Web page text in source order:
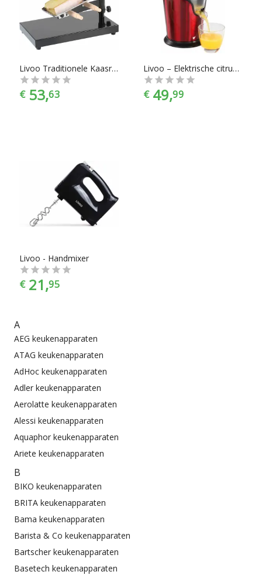
fluitketels en elektrische waterkokers. En dat alles onder het
mom: “Gemak dient de chef”. Keukenapparaten zijn er te
vinden in alle prijscategorieën, of je nou 20 euro uit wil geven
of 520 euro, voor ieder is er wel wat wils. En met ook nog
jouw keukeninrichting past.Livoo Traditionele Kaasraclette DOC159
€ 53,63
Livoo – Elektrische citrusjuicer - rvs - rood
€ 49,99
Livoo - Handmixer
€ 21,95
A
AEG keukenapparaten
ATAG keukenapparaten
AdHoc keukenapparaten
Adler keukenapparaten
Aerolatte keukenapparaten
Alessi keukenapparaten
Aquaphor keukenapparaten
Ariete keukenapparaten
B
BIKO keukenapparaten
BRITA keukenapparaten
Bama keukenapparaten
Barista & Co keukenapparaten
Bartscher keukenapparaten
Basetech keukenapparaten